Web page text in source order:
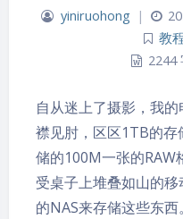
yiniruohong |
教
2244
自从迷上了摄影，我
襟见肘，区区1TB的
储的100M一张的RAW
受桌子上堆叠如山的
的NAS来存储这些东西